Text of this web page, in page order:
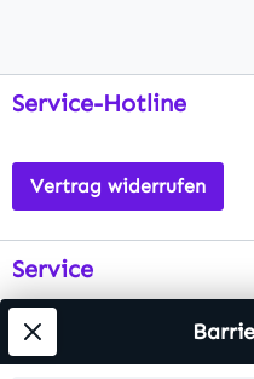
Service-Hotline
Vertrag widerrufen
Service
Info